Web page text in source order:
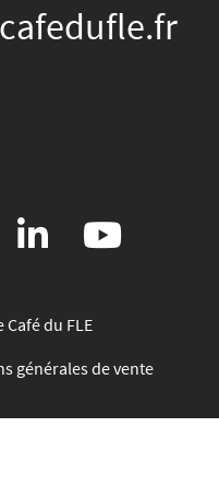
du FLE
générales de vente